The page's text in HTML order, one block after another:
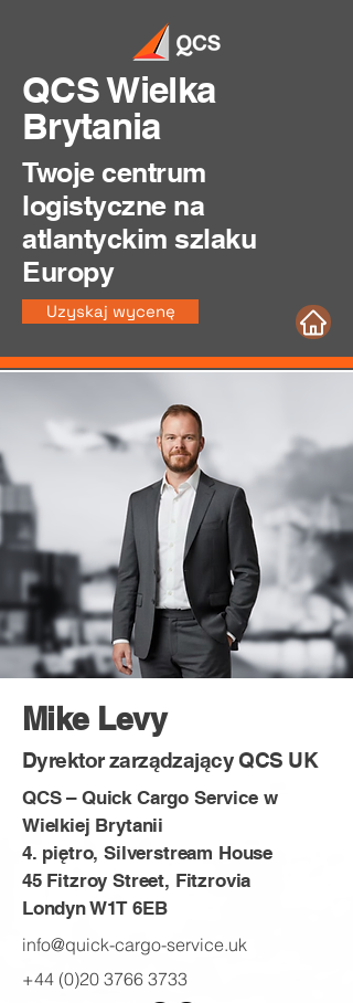
QCS Wielka
Brytania
Twoje centrum
logistyczne na
atlantyckim szlaku
Europy
Uzyskaj wycenę
Mike Levy
Dyrektor zarządzający QCS UK
QCS – Quick Cargo Service w
Wielkiej Brytanii
4. piętro, Silverstream House
45 Fitzroy Street, Fitzrovia
Londyn W1T 6EB
info@quick-cargo-service.uk
+44 (0)20 3766 3733